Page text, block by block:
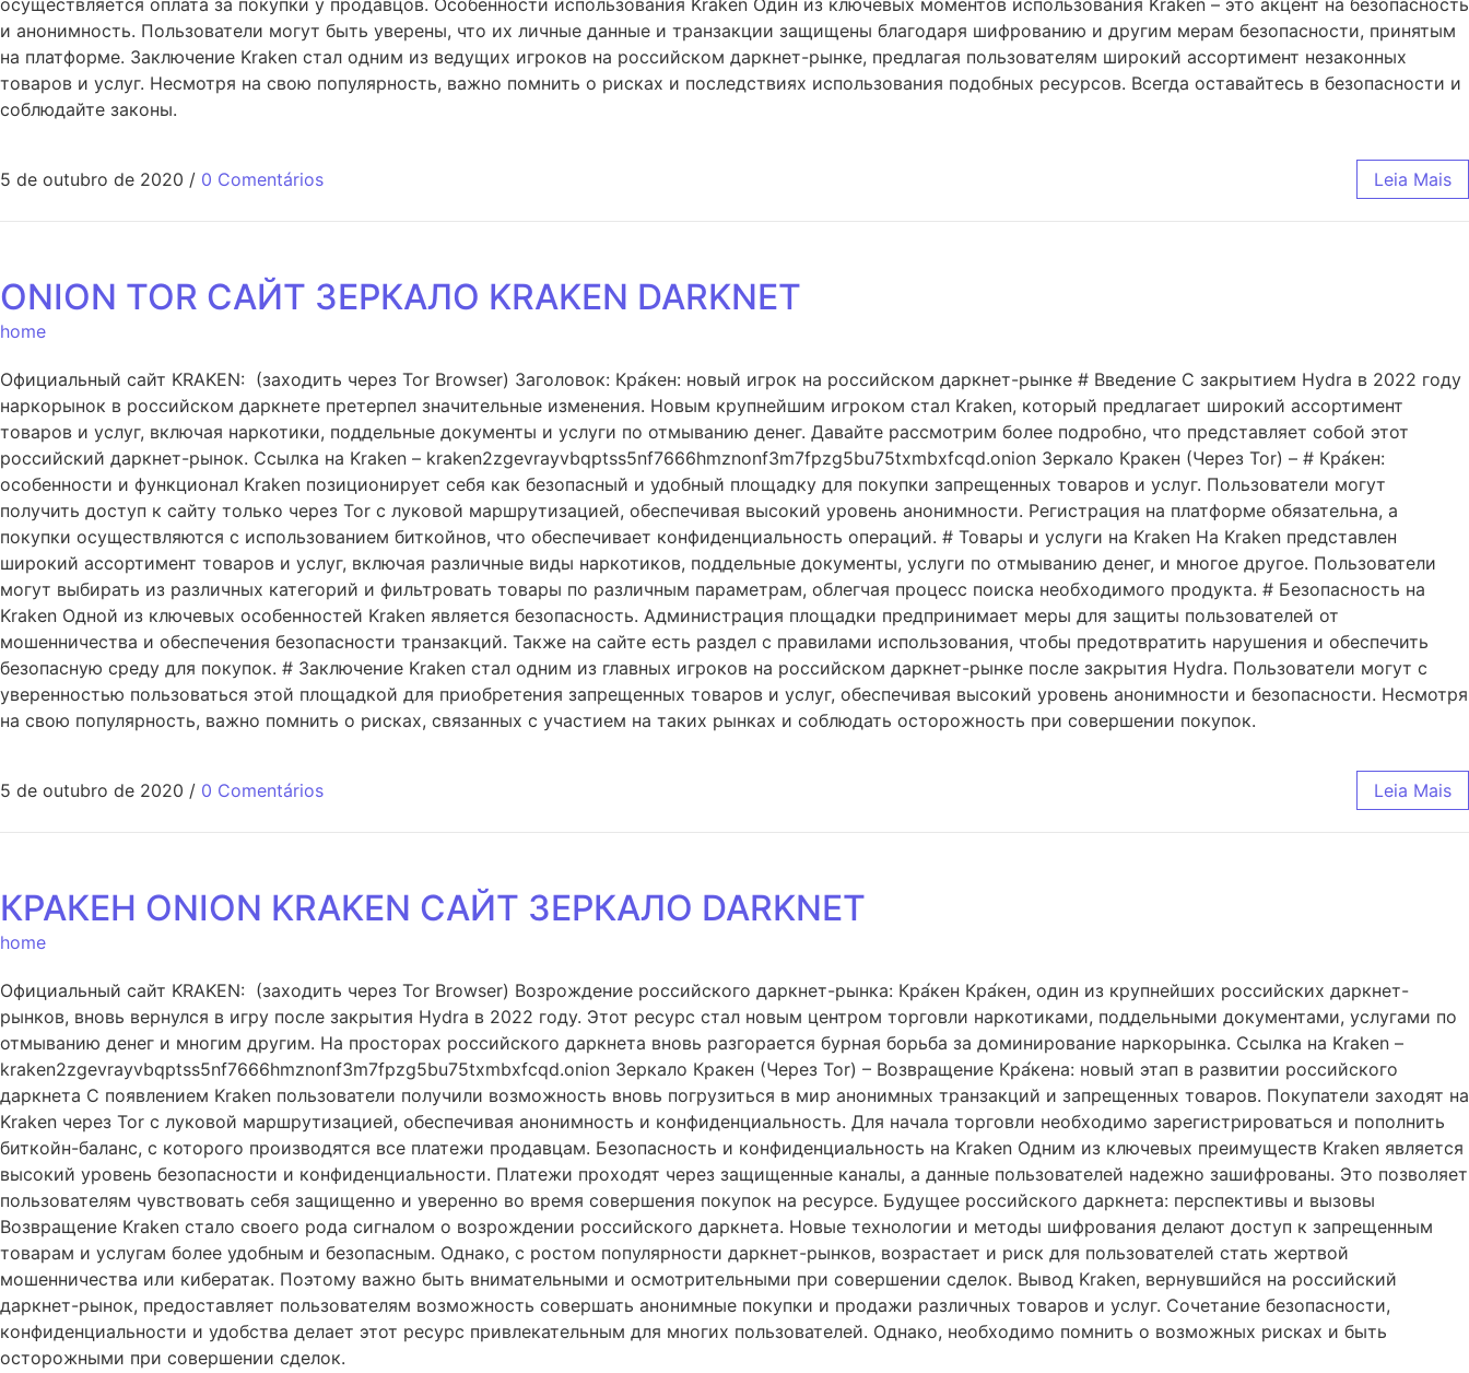
и анонимность. Пользователи могут быть уверены, что их личные данные и транзакции защищены благодаря шифрованию и другим мерам безопасности, принятым
на платформе. Заключение Kraken стал одним из ведущих игроков на российском даркнет-рынке, предлагая пользователям широкий ассортимент незаконных
товаров и услуг. Несмотря на свою популярность, важно помнить о рисках и последствиях использования подобных ресурсов. Всегда оставайтесь в безопасности и
соблюдайте законы.
5 de outubro de 2020 / 0 Comentários Leia Mais
ONION TOR САЙТ ЗЕРКАЛО KRAKEN DARKNET
home
Официальный сайт KRAKEN: (заходить через Tor Browser) Заголовок: Кра́кен: новый игрок на российском даркнет-рынке # Введение С закрытием Hydra в 2022 году
наркорынок в российском даркнете претерпел значительные изменения. Новым крупнейшим игроком стал Kraken, который предлагает широкий ассортимент
товаров и услуг, включая наркотики, поддельные документы и услуги по отмыванию денег. Давайте рассмотрим более подробно, что представляет собой этот
российский даркнет-рынок. Cсылка на Kraken – kraken2zgevrayvbqptss5nf7666hmznonf3m7fpzg5bu75txmbxfcqd.onion Зеркало Кракен (Через Tor) – # Кра́кен:
особенности и функционал Kraken позиционирует себя как безопасный и удобный площадку для покупки запрещенных товаров и услуг. Пользователи могут
получить доступ к сайту только через Tor с луковой маршрутизацией, обеспечивая высокий уровень анонимности. Регистрация на платформе обязательна, а
покупки осуществляются с использованием биткойнов, что обеспечивает конфиденциальность операций. # Товары и услуги на Kraken На Kraken представлен
широкий ассортимент товаров и услуг, включая различные виды наркотиков, поддельные документы, услуги по отмыванию денег, и многое другое. Пользователи
могут выбирать из различных категорий и фильтровать товары по различным параметрам, облегчая процесс поиска необходимого продукта. # Безопасность на
Kraken Одной из ключевых особенностей Kraken является безопасность. Администрация площадки предпринимает меры для защиты пользователей от
мошенничества и обеспечения безопасности транзакций. Также на сайте есть раздел с правилами использования, чтобы предотвратить нарушения и обеспечить
безопасную среду для покупок. # Заключение Kraken стал одним из главных игроков на российском даркнет-рынке после закрытия Hydra. Пользователи могут с
уверенностью пользоваться этой площадкой для приобретения запрещенных товаров и услуг, обеспечивая высокий уровень анонимности и безопасности. Несмотря
на свою популярность, важно помнить о рисках, связанных с участием на таких рынках и соблюдать осторожность при совершении покупок.
5 de outubro de 2020 / 0 Comentários Leia Mais
КРАКЕН ONION KRAKEN САЙТ ЗЕРКАЛО DARKNET
home
Официальный сайт KRAKEN: (заходить через Tor Browser) Возрождение российского даркнет-рынка: Кра́кен Кра́кен, один из крупнейших российских даркнет-
рынков, вновь вернулся в игру после закрытия Hydra в 2022 году. Этот ресурс стал новым центром торговли наркотиками, поддельными документами, услугами по
отмыванию денег и многим другим. На просторах российского даркнета вновь разгорается бурная борьба за доминирование наркорынка. Cсылка на Kraken –
kraken2zgevrayvbqptss5nf7666hmznonf3m7fpzg5bu75txmbxfcqd.onion Зеркало Кракен (Через Tor) – Возвращение Кра́кена: новый этап в развитии российского
даркнета С появлением Kraken пользователи получили возможность вновь погрузиться в мир анонимных транзакций и запрещенных товаров. Покупатели заходят на
Kraken через Tor с луковой маршрутизацией, обеспечивая анонимность и конфиденциальность. Для начала торговли необходимо зарегистрироваться и пополнить
биткойн-баланс, с которого производятся все платежи продавцам. Безопасность и конфиденциальность на Kraken Одним из ключевых преимуществ Kraken является
высокий уровень безопасности и конфиденциальности. Платежи проходят через защищенные каналы, а данные пользователей надежно зашифрованы. Это позволяет
пользователям чувствовать себя защищенно и уверенно во время совершения покупок на ресурсе. Будущее российского даркнета: перспективы и вызовы
Возвращение Kraken стало своего рода сигналом о возрождении российского даркнета. Новые технологии и методы шифрования делают доступ к запрещенным
товарам и услугам более удобным и безопасным. Однако, с ростом популярности даркнет-рынков, возрастает и риск для пользователей стать жертвой
мошенничества или кибератак. Поэтому важно быть внимательными и осмотрительными при совершении сделок. Вывод Kraken, вернувшийся на российский
даркнет-рынок, предоставляет пользователям возможность совершать анонимные покупки и продажи различных товаров и услуг. Сочетание безопасности,
конфиденциальности и удобства делает этот ресурс привлекательным для многих пользователей. Однако, необходимо помнить о возможных рисках и быть
осторожными при совершении сделок.